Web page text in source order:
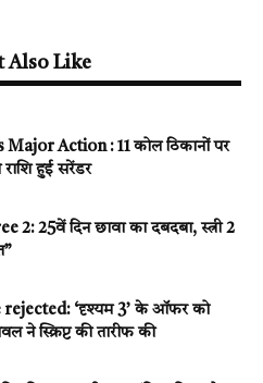
Also Like
Major Action : 11 कोल ठिकानों पर
राशि हुई सरेंडर
2: 25वें दिन छावा का दबदबा, स्त्री 2
‘दृश्यम 3’ के ऑफर को
ने स्क्रिप्ट की तारीफ की